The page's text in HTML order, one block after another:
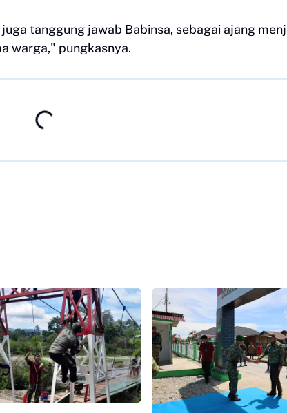
tanggung jawab Babinsa, sebagai ajang
warga," pungkasnya.